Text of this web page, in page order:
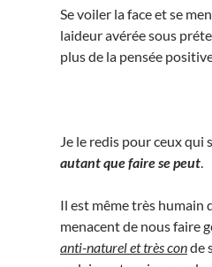
Se voiler la face et se
laideur avérée sous
plus de la pensée
Je le redis pour ceux qui
autant que faire se peut.
Il est même très humain
menacent de nous faire
anti-naturel et très conde